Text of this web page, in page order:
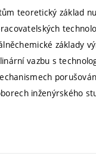
teoretický základ
základy
vazbu s
inženýrského